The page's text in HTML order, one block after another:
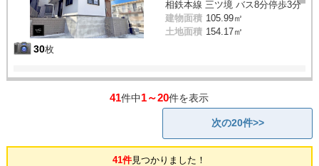
30枚
相鉄本線 三ツ境 バス8分停歩3分
建物面積 105.99㎡
土地面積 154.17㎡
41件中1～20件を表示
次の20件>>
41件見つかりました！